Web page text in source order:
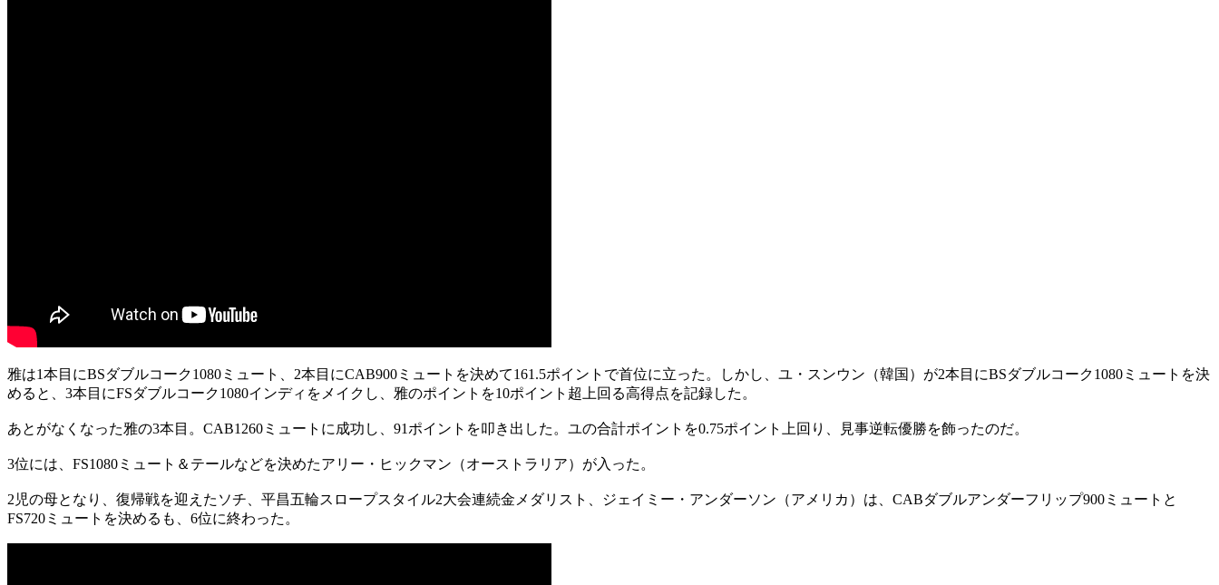
雅は1本目にBSダブルコーク1080ミュート、2本目にCAB900ミュートを決めて161.5ポイントで首位に立った。しかし、ユ・スンウン（韓国）が2本目にBSダブルコーク1080ミュートを決
めると、3本目にFSダブルコーク1080インディをメイクし、雅のポイントを10ポイント超上回る高得点を記録した。
あとがなくなった雅の3本目。CAB1260ミュートに成功し、91ポイントを叩き出した。ユの合計ポイントを0.75ポイント上回り、見事逆転優勝を飾ったのだ。
3位には、FS1080ミュート＆テールなどを決めたアリー・ヒックマン（オーストラリア）が入った。
2児の母となり、復帰戦を迎えたソチ、平昌五輪スロープスタイル2大会連続金メダリスト、ジェイミー・アンダーソン（アメリカ）は、CABダブルアンダーフリップ900ミュートと
FS720ミュートを決めるも、6位に終わった。